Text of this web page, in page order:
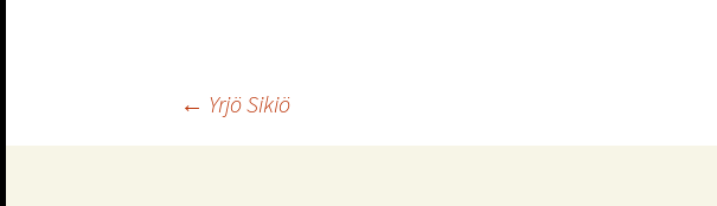
Artikkelien
← Yrjö Sikiö